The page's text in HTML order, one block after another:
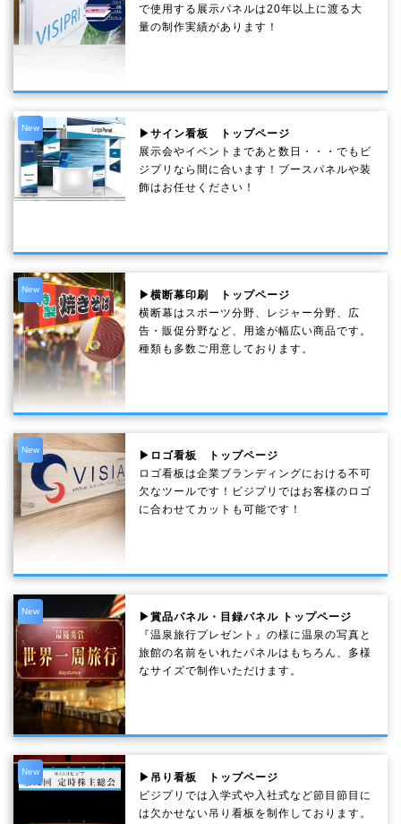
で使用する展示パネルは20年以上に渡る大
量の制作実績があります！
New
▶サイン看板 トップページ
展示会やイベントまであと数日・・・でもビ
ジプリなら間に合います！ブースパネルや装
飾はお任せください！
New
▶横断幕印刷 トップページ
横断幕はスポーツ分野、レジャー分野、広
告・販促分野など、用途が幅広い商品です。
種類も多数ご用意しております。
New
▶ロゴ看板 トップページ
ロゴ看板は企業ブランディングにおける不可
欠なツールです！ビジプリではお客様のロゴ
に合わせてカットも可能です！
New
▶賞品パネル・目録パネル トップページ
『温泉旅行プレゼント』の様に温泉の写真と
旅館の名前をいれたパネルはもちろん、多様
なサイズで制作いただけます。
New
▶吊り看板 トップページ
ビジプリでは入学式や入社式など節目節目に
は欠かせない吊り看板を制作しております。